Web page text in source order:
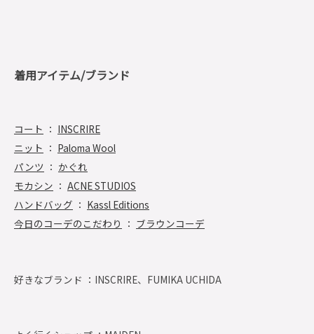
着用アイテム/ブランド
コート ： INSCRIRE
ニット ： Paloma Wool
パンツ ： かぐれ
モカシン ： ACNE STUDIOS
ハンドバッグ ： Kassl Editions
今日のコーデのこだわり ： ブラウンコーデ
好きなブランド ： INSCRIRE、FUMIKA UCHIDA